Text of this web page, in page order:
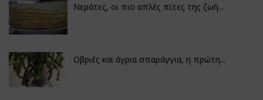
Νεράτες, οι πιο απλές πίτες της ζωή...
Οβριές και άγρια σπαράγγια, η πρώτη...